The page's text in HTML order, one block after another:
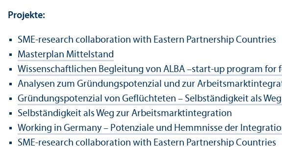
Projekte:
SME-research collaboration with Eastern Partner­ship Countries
Master­plan Mittelstand
Wissenschaft­lichen Begleitung von ALBA –start-up program for
Analysen zum Gründungs­potenzial und zur
Gründungs­potenzial von Geflüchteten – Selbständigkeit als
Selbständigkeit als Weg zur Arbeits­markt­integration
Working in Germany – Potenziale und Hemmnisse der
SME-research collaboration with Eastern Partner­ship Countries